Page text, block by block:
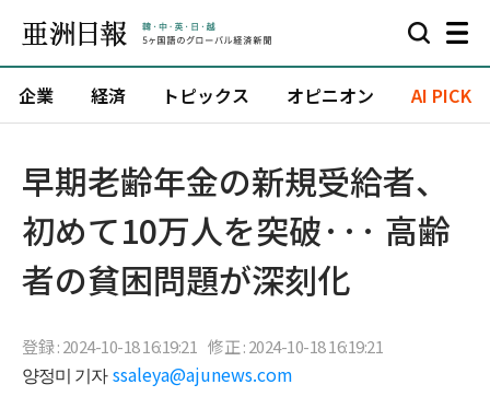
企業 経済 トピックス オピニオン AI PICK
早期老齢年金の新規受給者、
初めて10万人を突破··· 高齢
者の貧困問題が深刻化
登録 : 2024-10-18 16:19:21 修正 : 2024-10-18 16:19:21
양정미 기자 ssaleya@ajunews.com